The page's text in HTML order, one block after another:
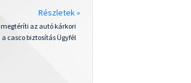
Részletek »
megtéríti az autó kárkori
casco biztosítás Ügyfél